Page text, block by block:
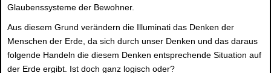
Glaubenssysteme der Bewohner.
Aus diesem Grund verändern die Illuminati das Denken der
Menschen der Erde, da sich durch unser Denken und das daraus
folgende Handeln die diesem Denken entsprechende Situation auf
der Erde ergibt. Ist doch ganz logisch oder?